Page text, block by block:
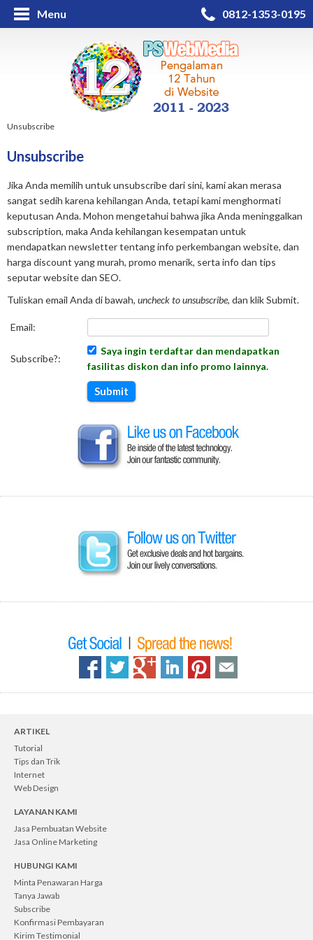
Menu 0812-1353-0195
Unsubscribe
Unsubscribe
Jika Anda memilih untuk unsubscribe dari sini, kami akan merasa
sangat sedih karena kehilangan Anda, tetapi kami menghormati
keputusan Anda. Mohon mengetahui bahwa jika Anda meninggalkan
subscription, maka Anda kehilangan kesempatan untuk
mendapatkan newsletter tentang info perkembangan website, dan
harga discount yang murah, promo menarik, serta info dan tips
seputar website dan SEO.
Tuliskan email Anda di bawah, uncheck to unsubscribe, dan klik Submit.
Email:
Subscribe?:
Saya ingin terdaftar dan mendapatkan
fasilitas diskon dan info promo lainnya.
ARTIKEL
Tutorial
Tips dan Trik
Internet
Web Design
LAYANAN KAMI
Jasa Pembuatan Website
Jasa Online Marketing
HUBUNGI KAMI
Minta Penawaran Harga
Tanya Jawab
Subscribe
Konfirmasi Pembayaran
Kirim Testimonial